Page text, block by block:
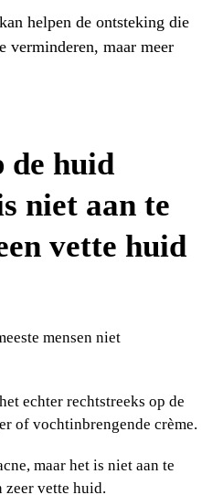
helpen de ontsteking die
verminderen, maar meer
de huid
niet aan te
vette huid
mensen niet
echter rechtstreeks op de
of vochtinbrengende crème.
maar het is niet aan te
zeer vette huid.